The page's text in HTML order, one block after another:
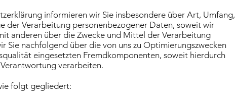
informieren wir Sie insbesondere über Art, Umfang,
der Verarbeitung personenbezogener Daten, soweit wir
anderen über die Zwecke und Mittel der Verarbeitung
Sie nachfolgend über die von uns zu Optimierungszwecken
eingesetzten Fremdkomponenten, soweit hierdurch
verarbeiten.
folgt gegliedert: